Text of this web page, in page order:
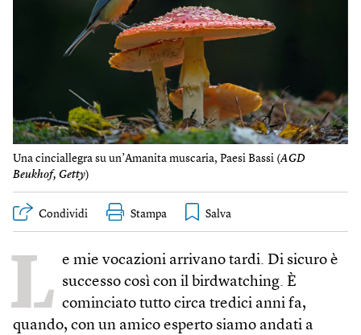
Una cinciallegra su un’Amanita muscaria, Paesi Bassi (AGD
Beukhof, Getty)
Condividi Stampa
L e mie vocazioni arrivano tardi. Di sicuro è
successo così con il birdwatching. È
cominciato tutto circa tredici anni fa,
quando, con un amico esperto siamo andati a